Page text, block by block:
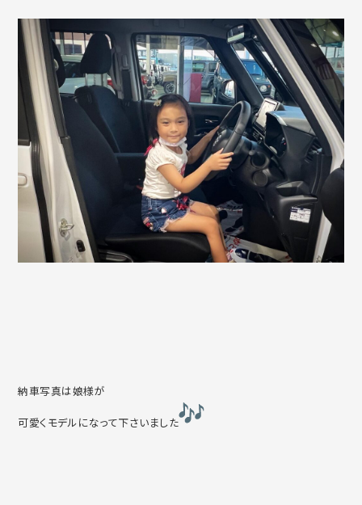
納車写真は娘様が
可愛くモデルになって下さいました